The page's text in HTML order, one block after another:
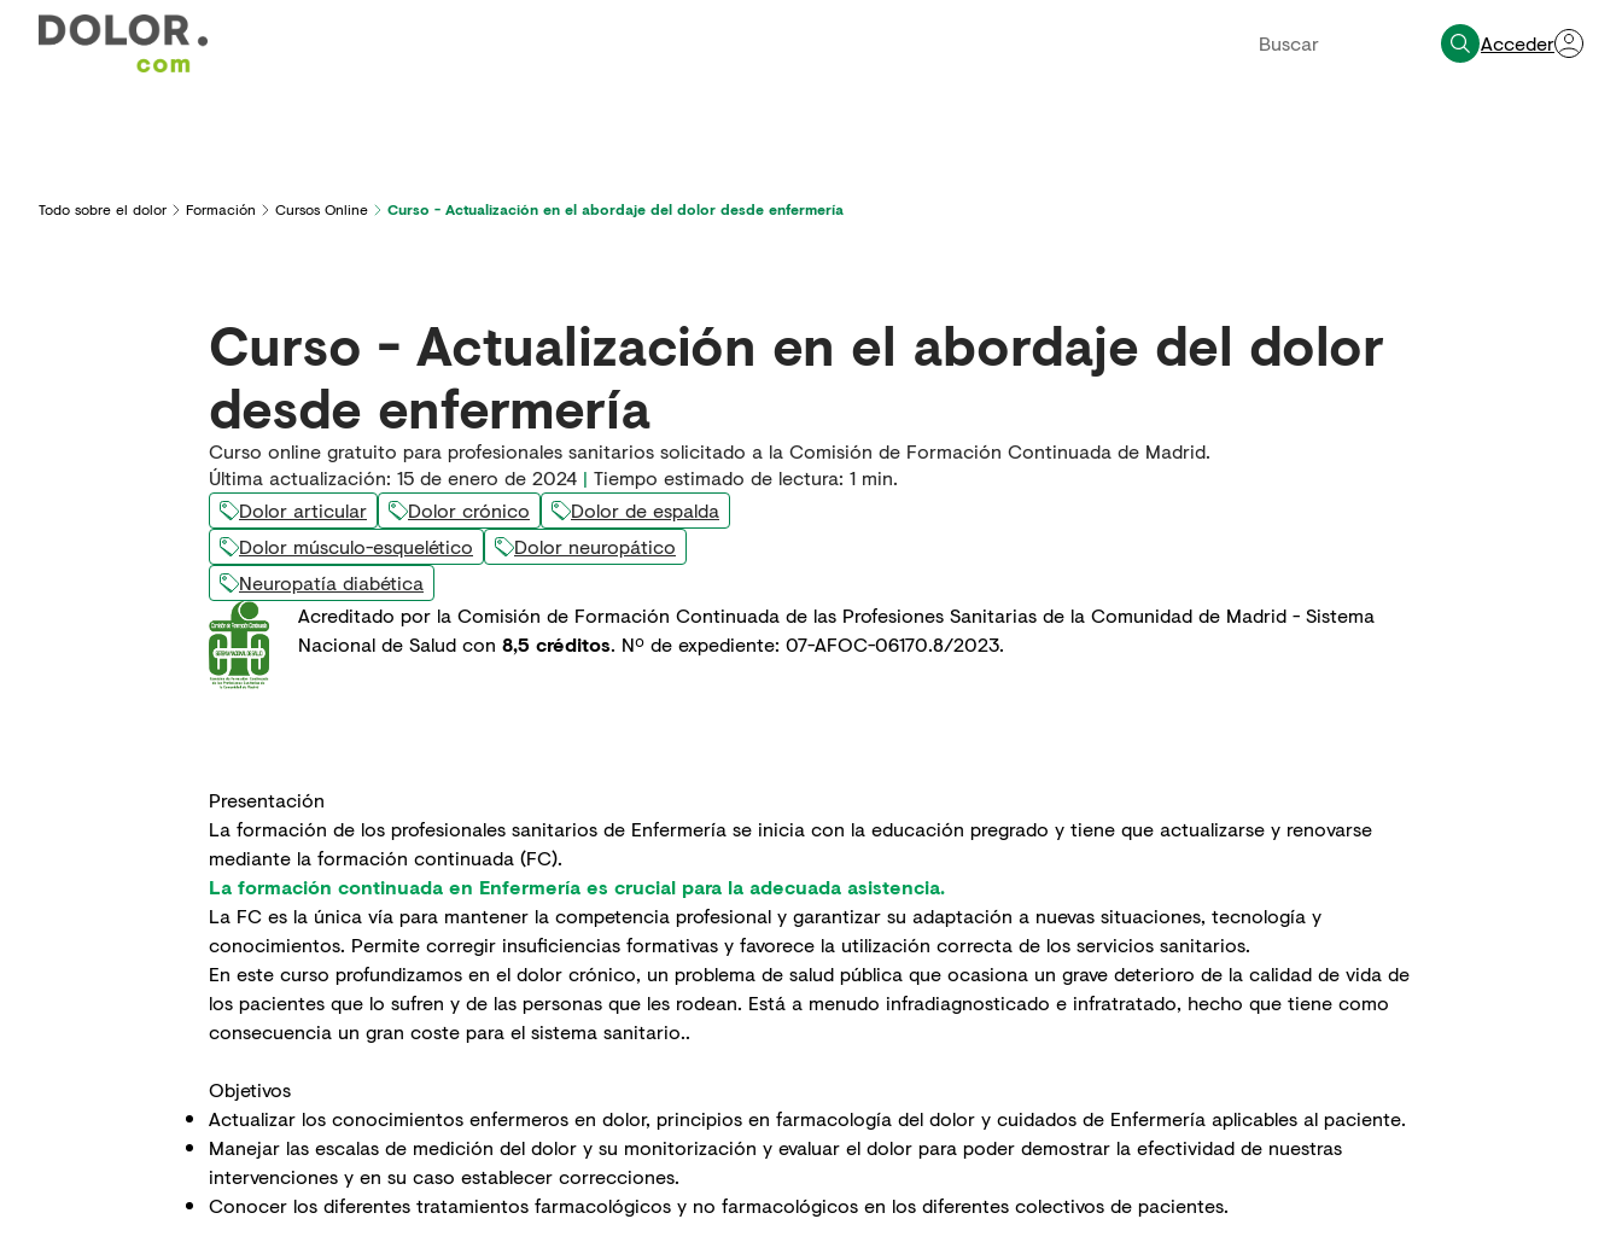
Acceder
Todo sobre el dolor Formación Cursos Online Curso - Actualización en el abordaje del dolor desde enfermería
Curso - Actualización en el abordaje del dolor
desde enfermería
Curso online gratuito para profesionales sanitarios solicitado a la Comisión de Formación Continuada de Madrid.
Última actualización: 15 de enero de 2024 | Tiempo estimado de lectura: 1 min.
Dolor articular
Dolor crónico
Dolor de espalda
Dolor músculo-esquelético
Dolor neuropático
Neuropatía diabética
Acreditado por la Comisión de Formación Continuada de las Profesiones Sanitarias de la Comunidad de Madrid - Sistema
Nacional de Salud con 8,5 créditos. Nº de expediente: 07-AFOC-06170.8/2023.
Presentación
La formación de los profesionales sanitarios de Enfermería se inicia con la educación pregrado y tiene que actualizarse y renovarse
mediante la formación continuada (FC).
La formación continuada en Enfermería es crucial para la adecuada asistencia.
La FC es la única vía para mantener la competencia profesional y garantizar su adaptación a nuevas situaciones, tecnología y
conocimientos. Permite corregir insuficiencias formativas y favorece la utilización correcta de los servicios sanitarios.
En este curso profundizamos en el dolor crónico, un problema de salud pública que ocasiona un grave deterioro de la calidad de vida de
los pacientes que lo sufren y de las personas que les rodean. Está a menudo infradiagnosticado e infratratado, hecho que tiene como
consecuencia un gran coste para el sistema sanitario..
Objetivos
Actualizar los conocimientos enfermeros en dolor, principios en farmacología del dolor y cuidados de Enfermería aplicables al paciente.
Manejar las escalas de medición del dolor y su monitorización y evaluar el dolor para poder demostrar la efectividad de nuestras
intervenciones y en su caso establecer correcciones.
Conocer los diferentes tratamientos farmacológicos y no farmacológicos en los diferentes colectivos de pacientes.